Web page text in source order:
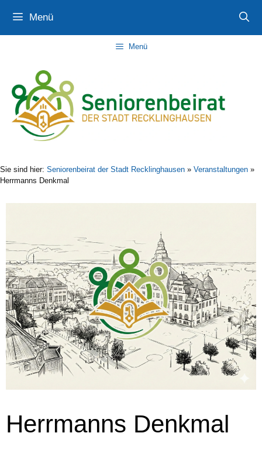
Inhalt
springen
Navigation
springen
Inhalt
springen
Menü
Menü
Sie sind hier: Seniorenbeirat der Stadt Recklinghausen » Veranstaltungen »
Herrmanns Denkmal
Herrmanns Denkmal